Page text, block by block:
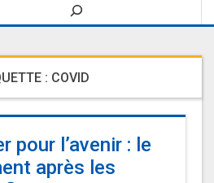
: COVID
pour l’avenir : le
après les